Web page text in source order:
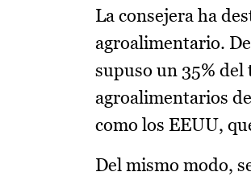
La consejera ha
agroalimentario.
supuso un 35% del
agroalimentarios
como los EEUU,
Del mismo modo,